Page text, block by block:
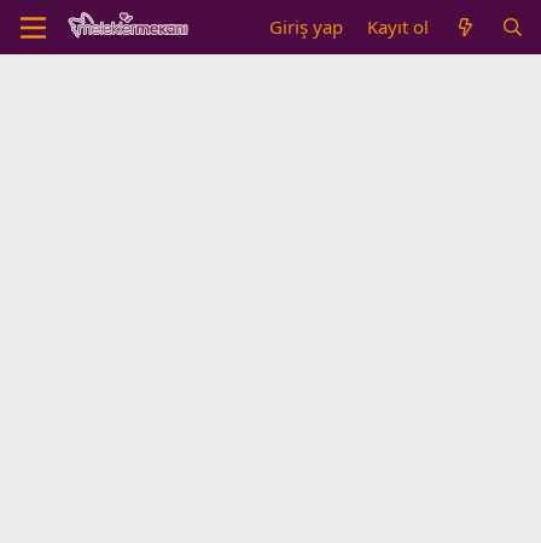
Giriş yap Kayıt ol